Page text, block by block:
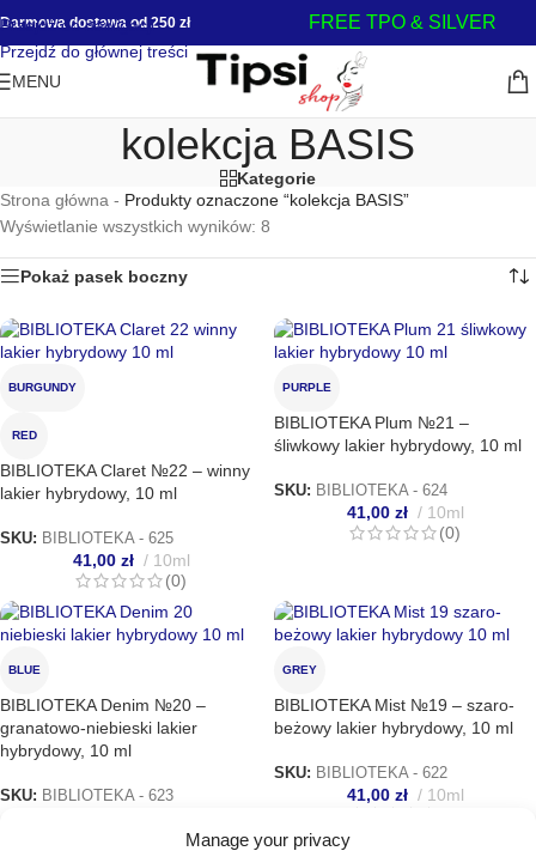
Manage your privacy
Przejdź do nawigacji
Przejdź do głównej treści
Darmowa dostawa od 250 zł FREE TPO & SILVER
MENU
kolekcja BASIS
Kategorie
Strona główna - Produkty oznaczone “kolekcja BASIS”
Wyświetlanie wszystkich wyników: 8
Pokaż pasek boczny
BURGUNDY
RED
BIBLIOTEKA Claret №22 – winny
lakier hybrydowy, 10 ml
SKU: BIBLIOTEKA - 625
41,00 zł
10ml
(0)
PURPLE
BIBLIOTEKA Plum №21 –
śliwkowy lakier hybrydowy, 10 ml
SKU: BIBLIOTEKA - 624
41,00 zł
10ml
(0)
BLUE
BIBLIOTEKA Denim №20 –
granatowo-niebieski lakier
hybrydowy, 10 ml
SKU: BIBLIOTEKA - 623
GREY
BIBLIOTEKA Mist №19 – szaro-
beżowy lakier hybrydowy, 10 ml
SKU: BIBLIOTEKA - 622
41,00 zł
10ml